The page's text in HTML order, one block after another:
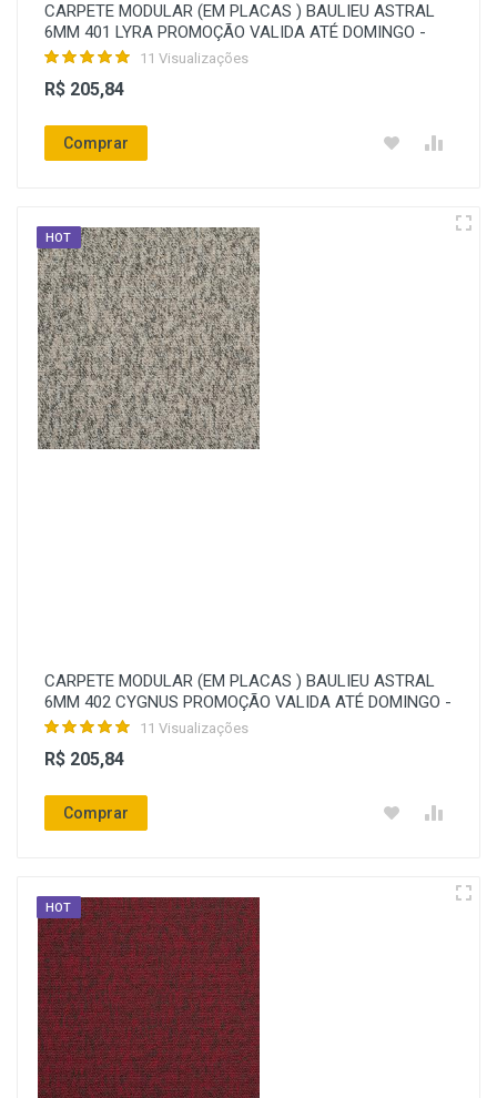
CARPETE MODULAR (EM PLACAS ) BAULIEU ASTRAL
6MM 401 LYRA PROMOÇÃO VALIDA ATÉ DOMINGO -
11 Visualizações
R$ 205,84
Comprar
HOT
CARPETE MODULAR (EM PLACAS ) BAULIEU ASTRAL
6MM 402 CYGNUS PROMOÇÃO VALIDA ATÉ DOMINGO -
11 Visualizações
R$ 205,84
Comprar
HOT